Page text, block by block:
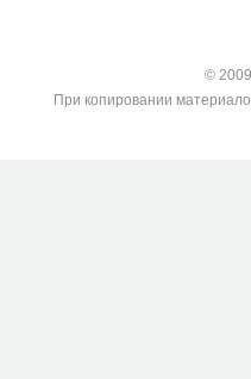
©
При копировании